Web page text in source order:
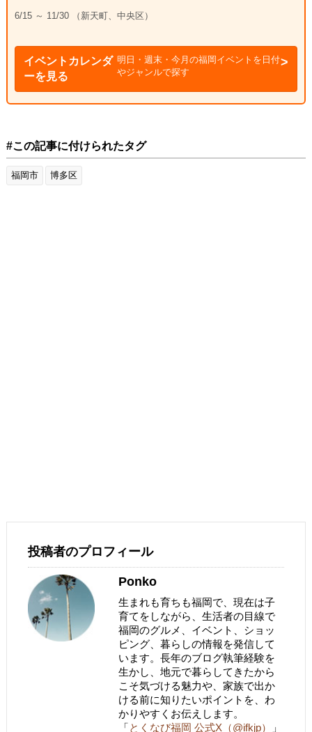
6/15 ～ 11/30 （新天町、中央区）
イベントカレンダ
ーを見る
明日・週末・今月の福岡イベントを日付
やジャンルで探す
#この記事に付けられたタグ
福岡市 博多区
投稿者のプロフィール
Ponko
生まれも育ちも福岡で、現在は子
育てをしながら、生活者の目線で
福岡のグルメ、イベント、ショッ
ピング、暮らしの情報を発信して
います。長年のブログ執筆経験を
生かし、地元で暮らしてきたから
こそ気づける魅力や、家族で出か
ける前に知りたいポイントを、わ
かりやすくお伝えします。
「とくなび福岡 公式X（@ifkjp） 」